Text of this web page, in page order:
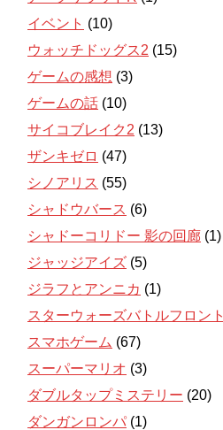
イベント (10)
ウォッチドッグス2 (15)
ゲームの感想 (3)
ゲームの話 (10)
サイコブレイク2 (13)
ザンキゼロ (47)
シノアリス (55)
シャドウバース (6)
シャドーコリドー 影の回廊 (1)
ジャッジアイズ (5)
ジラフとアンニカ (1)
スターウォーズバトルフロント
スマホゲーム (67)
スーパーマリオ (3)
ダブルタップミステリー (20)
ダンガンロンパ (1)